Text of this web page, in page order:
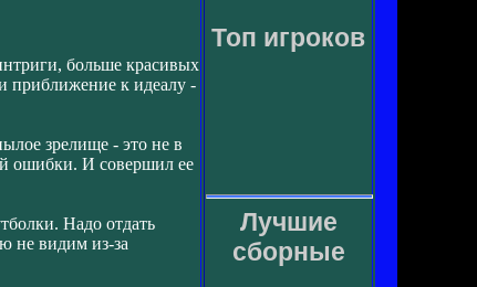
больше красивых
приближение к идеалу -
зрелище - это не в
ошибки. И совершил ее
Надо отдать
не видим из-за
Топ игроков
Лучшие
сборные